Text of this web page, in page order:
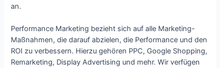
an.
Performance Marketing bezieht sich auf alle Marketing-
Maßnahmen, die darauf abzielen, die Performance und den
ROI zu verbessern. Hierzu gehören PPC, Google Shopping,
Remarketing, Display Advertising und mehr. Wir verfügen